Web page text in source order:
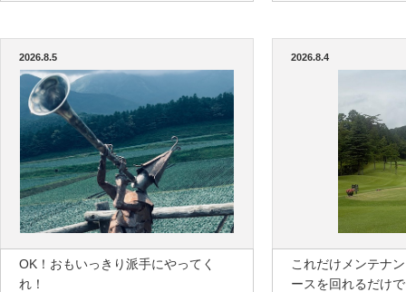
2026.8.5
OK！おもいっきり派手にやってく
れ！
2026.8.4
これだけメンテナ
ースを回れるだけ